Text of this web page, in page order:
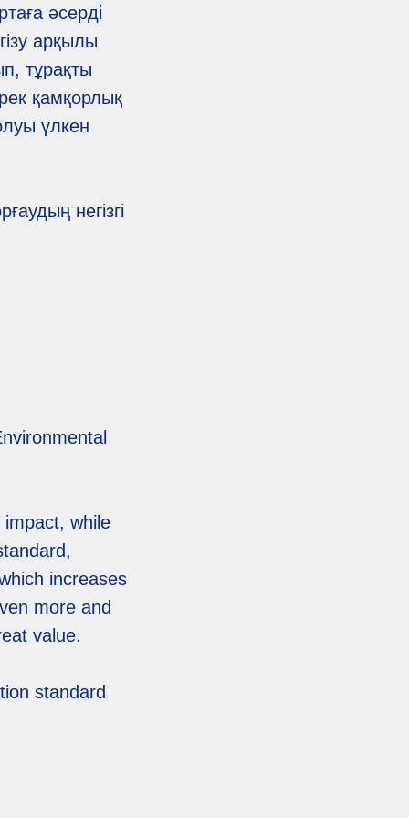
әсерді
арқылы
тұрақты
қамқорлық
үлкен
негізгі
while
increases
more and
value.
standard